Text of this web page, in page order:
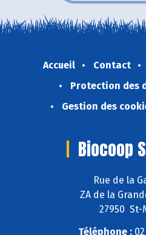
Accueil Contact
Protection des
Gestion des
Biocoop
Rue de la
ZA de la
27950 St-
Téléphone :02